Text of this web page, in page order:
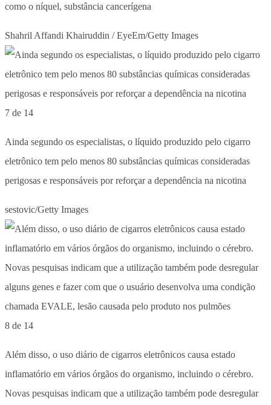
como o níquel, substância cancerígena
Shahril Affandi Khairuddin / EyeEm/Getty Images
7 de 14
Ainda segundo os especialistas, o líquido produzido pelo cigarro
eletrônico tem pelo menos 80 substâncias químicas consideradas
perigosas e responsáveis por reforçar a dependência na nicotina
sestovic/Getty Images
8 de 14
Além disso, o uso diário de cigarros eletrônicos causa estado
inflamatório em vários órgãos do organismo, incluindo o cérebro.
Novas pesquisas indicam que a utilização também pode desregular